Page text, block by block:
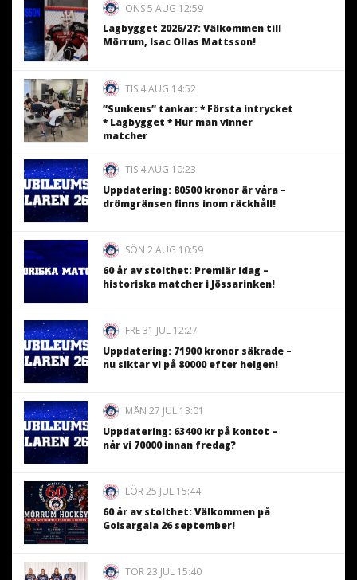
ONS 5 AUG 12:59
Lagbygget 2026/27: Välkommen till
Mörrum, Isac Ollas Mattsson!
TIS 4 AUG 14:52
”Sunkens” tankar: * Första intrycket
* Lagbygget * Hur man vinner
matcher
TIS 4 AUG 10:23
Uppdatering: 80500 kronor är våra –
drömgränsen finns inom räckhåll!
SÖN 2 AUG 10:59
60 år av stolthet: Premiär idag –
historiska matcher i Jössarinken!
FRE 31 JUL 12:27
Uppdatering: 71900 kronor säkrade –
nu siktar vi på 80000 efter helgen!
MÅN 27 JUL 13:01
Uppdatering: 63400 kr på kontot –
når vi 70000 innan fredag?
LÖR 25 JUL 15:44
60 år av stolthet: Välkommen på
Goisargala 26 september!
TOR 23 JUL 15:40